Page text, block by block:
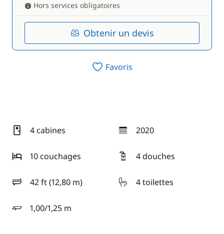
Hors services obligatoires
Obtenir un devis
Favoris
4 cabines 2020
année
10 couchages
4 douches
42 ft (12,80 m)
longueur 4 toilettes
1,00/1,25 m
tirant d'eau